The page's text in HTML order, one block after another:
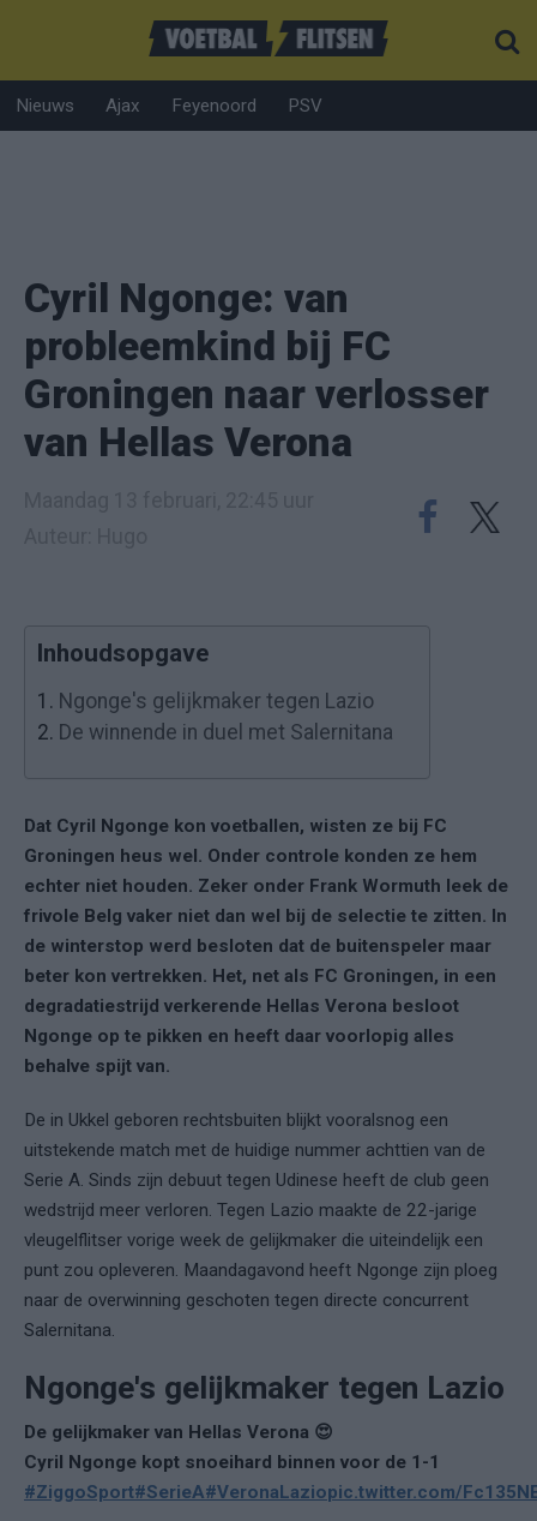
Nieuws Ajax Feyenoord PSV
Cyril Ngonge: van
probleemkind bij FC
Groningen naar verlosser
van Hellas Verona
Inhoudsopgave
1. Ngonge's gelijkmaker tegen Lazio
2. De winnende in duel met Salernitana
Dat Cyril Ngonge kon voetballen, wisten ze bij FC
Groningen heus wel. Onder controle konden ze hem
echter niet houden. Zeker onder Frank Wormuth leek de
frivole Belg vaker niet dan wel bij de selectie te zitten. In
de winterstop werd besloten dat de buitenspeler maar
beter kon vertrekken. Het, net als FC Groningen, in een
degradatiestrijd verkerende Hellas Verona besloot
Ngonge op te pikken en heeft daar voorlopig alles
behalve spijt van.
De in Ukkel geboren rechtsbuiten blijkt vooralsnog een
uitstekende match met de huidige nummer achttien van de
Serie A. Sinds zijn debuut tegen Udinese heeft de club geen
wedstrijd meer verloren. Tegen Lazio maakte de 22-jarige
vleugelflitser vorige week de gelijkmaker die uiteindelijk een
punt zou opleveren. Maandagavond heeft Ngonge zijn ploeg
naar de overwinning geschoten tegen directe concurrent
Salernitana.
Ngonge's gelijkmaker tegen Lazio
De gelijkmaker van Hellas Verona 😍
Cyril Ngonge kopt snoeihard binnen voor de 1-1
#ZiggoSport#SerieA#VeronaLaziopic.twitter.com/